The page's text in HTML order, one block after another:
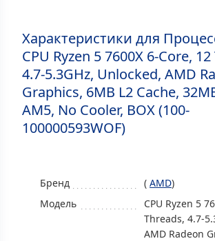
Характеристики для
CPU Ryzen 5 7600X 6-Core,
4.7-5.3GHz, Unlocked, AMD
Graphics, 6MB L2 Cache,
AM5, No Cooler, BOX (100-
100000593WOF)
Бренд ( AMD)
Модель
CPU Ryzen 5
Threads, 4.7-
AMD Radeon